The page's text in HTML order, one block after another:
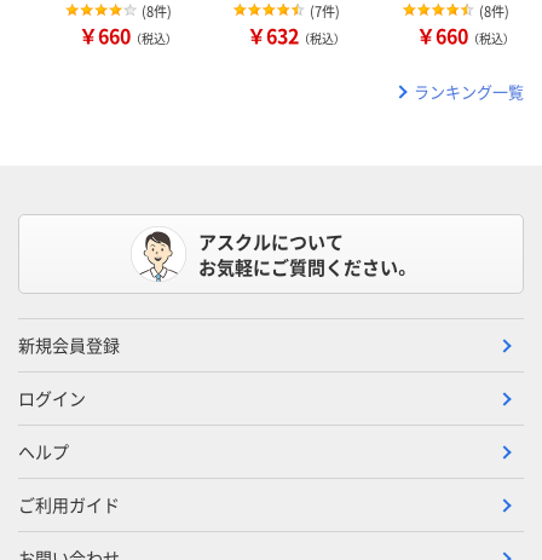
(8件)
￥660 （税込）
(7件)
￥632 （税込）
(8件)
￥660 （税込）
ランキング一覧
アスクルについて
お気軽にご質問ください。
新規会員登録
ログイン
ヘルプ
ご利用ガイド